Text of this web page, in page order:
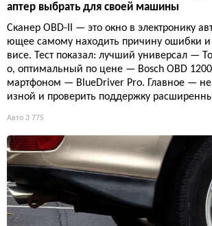
аптер выбрать для своей машины
Сканер OBD-II — это окно в электронику
ющее самому находить причину ошибки и
висе. Тест показал: лучший универсал —
o, оптимальный по цене — Bosch OBD
мартфоном — BlueDriver Pro. Главное — не
изной и проверить поддержку
Авто 3 775